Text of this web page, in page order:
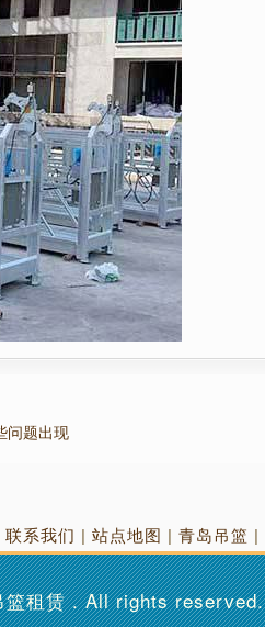
问题出现
联系我们 | 站点地图 | 青岛吊篮 |
篮租赁. All rights reserved.